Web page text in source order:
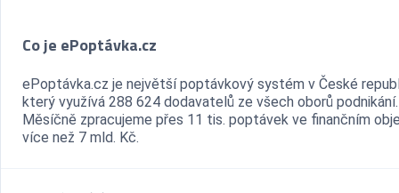
Co je ePoptávka.cz
ePoptávka.cz je největší poptávkový systém v České
který využívá 288 624 dodavatelů ze všech oborů podnikání.
Měsíčně zpracujeme přes 11 tis. poptávek ve finančním
více než 7 mld. Kč.